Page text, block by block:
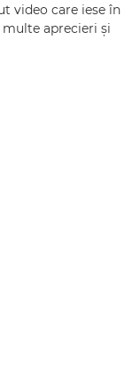
video care iese în
aprecieri şi